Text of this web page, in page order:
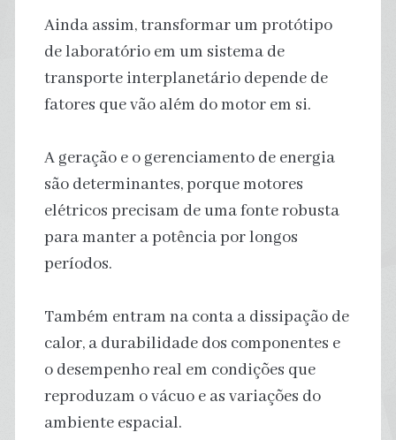
Ainda assim, transformar um protótipo
de laboratório em um sistema de
transporte interplanetário depende de
fatores que vão além do motor em si.
A geração e o gerenciamento de energia
são determinantes, porque motores
elétricos precisam de uma fonte robusta
para manter a potência por longos
períodos.
Também entram na conta a dissipação de
calor, a durabilidade dos componentes e
o desempenho real em condições que
reproduzam o vácuo e as variações do
ambiente espacial.